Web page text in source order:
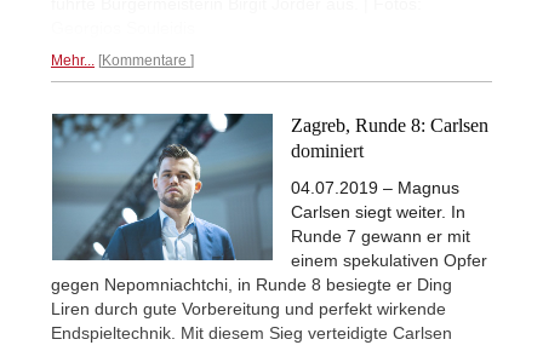
Mehr... Kommentare
Zagreb, Runde 8: Carlsen
dominiert
04.07.2019 – Magnus
Carlsen siegt weiter. In
Runde 7 gewann er mit
einem spekulativen Opfer
gegen Nepomniachtchi, in Runde 8 besiegte er Ding
Liren durch gute Vorbereitung und perfekt wirkende
Endspieltechnik. Mit diesem Sieg verteidigte Carlsen